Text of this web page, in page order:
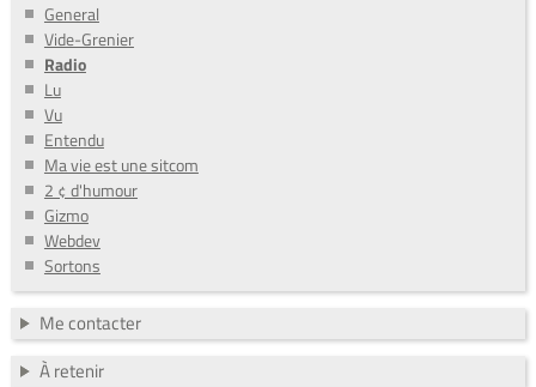
General
Vide-Grenier
Radio
Lu
Vu
Entendu
Ma vie est une sitcom
2 ¢ d'humour
Gizmo
Webdev
Sortons
Me contacter
À retenir